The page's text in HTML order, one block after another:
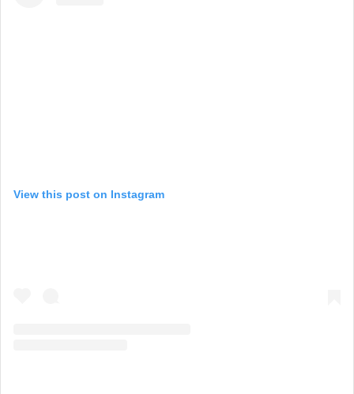
View this post on Instagram